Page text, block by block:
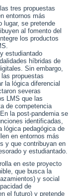
tres propuestas
entornos más
lugar, se pretende
al fomento del
los productos
estudiantado
híbridas de
Sin embargo,
propuestas
la lógica diferencial
severas
LMS que las
de competencia
la post-pandemia se
identificadas,
lógica pedagógica de
en entornos más
y que contribuyan en
y estudiantado.
en este proyecto
que busca la
y social
de
el futuro) y pretende